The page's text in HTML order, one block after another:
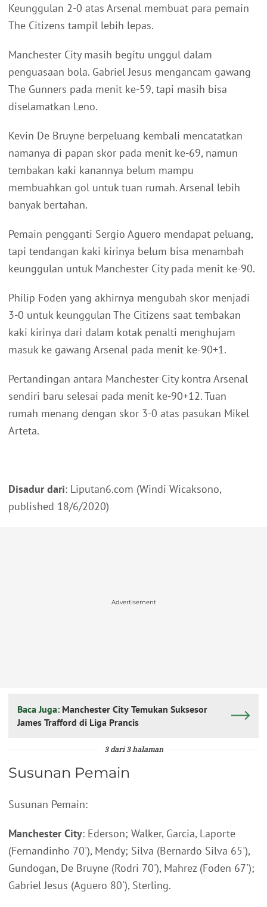
Keunggulan 2-0 atas Arsenal membuat para pemain
The Citizens tampil lebih lepas.
Manchester City masih begitu unggul dalam
penguasaan bola. Gabriel Jesus mengancam gawang
The Gunners pada menit ke-59, tapi masih bisa
diselamatkan Leno.
Kevin De Bruyne berpeluang kembali mencatatkan
namanya di papan skor pada menit ke-69, namun
tembakan kaki kanannya belum mampu
membuahkan gol untuk tuan rumah. Arsenal lebih
banyak bertahan.
Pemain pengganti Sergio Aguero mendapat peluang,
tapi tendangan kaki kirinya belum bisa menambah
keunggulan untuk Manchester City pada menit ke-90.
Philip Foden yang akhirnya mengubah skor menjadi
3-0 untuk keunggulan The Citizens saat tembakan
kaki kirinya dari dalam kotak penalti menghujam
masuk ke gawang Arsenal pada menit ke-90+1.
Pertandingan antara Manchester City kontra Arsenal
sendiri baru selesai pada menit ke-90+12. Tuan
rumah menang dengan skor 3-0 atas pasukan Mikel
Arteta.
Disadur dari: Liputan6.com (Windi Wicaksono,
published 18/6/2020)
Advertisement
Baca Juga: Manchester City Temukan Suksesor
James Trafford di Liga Prancis
3 dari 3 halaman
Susunan Pemain
Susunan Pemain:
Manchester City: Ederson; Walker, Garcia, Laporte
(Fernandinho 70'), Mendy; Silva (Bernardo Silva 65'),
Gundogan, De Bruyne (Rodri 70'), Mahrez (Foden 67');
Gabriel Jesus (Aguero 80'), Sterling.